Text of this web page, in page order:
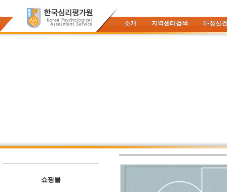
소개 지역센터검색 E-정신
쇼핑몰